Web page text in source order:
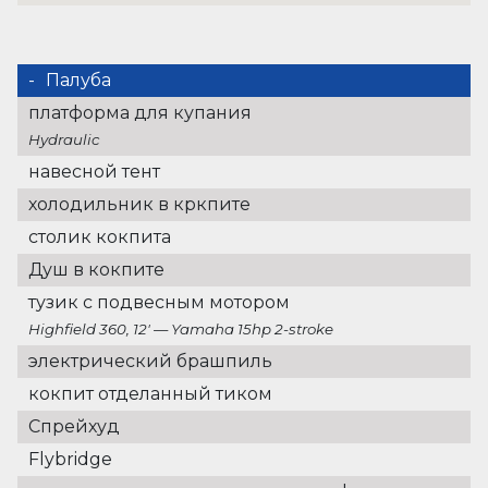
Палуба
платформа для купания
Hydraulic
навесной тент
холодильник в кркпите
столик кокпита
Душ в кокпите
тузик с подвесным мотором
Highfield 360, 12′ — Yamaha 15hp 2-stroke
электрический брашпиль
кокпит отделанный тиком
Спрейхуд
Flybridge